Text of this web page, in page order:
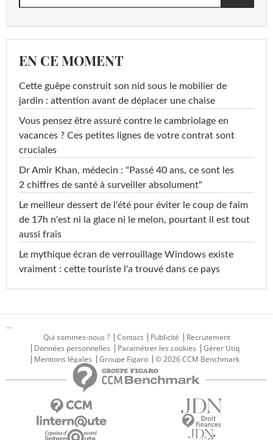
EN CE MOMENT
Cette guêpe construit son nid sous le mobilier de
jardin : attention avant de déplacer une chaise
Vous pensez être assuré contre le cambriolage en
vacances ? Ces petites lignes de votre contrat sont
cruciales
Dr Amir Khan, médecin : "Passé 40 ans, ce sont les
2 chiffres de santé à surveiller absolument"
Le meilleur dessert de l'été pour éviter le coup de faim
de 17h n'est ni la glace ni le melon, pourtant il est tout
aussi frais
Le mythique écran de verrouillage Windows existe
vraiment : cette touriste l'a trouvé dans ce pays
...
Qui sommes-nous ?
Contact Publicité
Recrutement
Données personnelles
Paramétrer les cookies
Gérer Utiq
Mentions légales
Groupe Figaro © 2026 CCM Benchmark